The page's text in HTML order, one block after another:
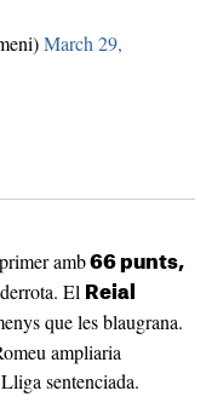
March 29,
amb66 punts,
El Reial
que les blaugrana.
ampliaria
sentenciada.